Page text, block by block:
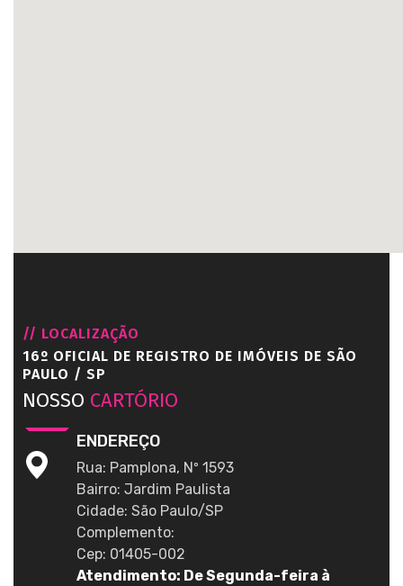
// LOCALIZAÇÃO
16º OFICIAL DE REGISTRO DE IMÓVEIS DE SÃO
PAULO / SP
NOSSO CARTÓRIO
ENDEREÇO
Rua: Pamplona, Nº 1593
Bairro: Jardim Paulista
Cidade: São Paulo/SP
Complemento:
Cep: 01405-002
Atendimento: De Segunda-feira à